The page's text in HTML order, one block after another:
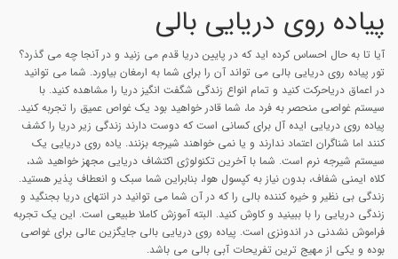
پیاده روی دریایی بالی
آیا تا به حال احساس کرده اید که در پایین دریا قدم می زنید و در آنجا چه می گذرد؟
تور پیاده روی دریایی بالی می تواند آن را برای شما به ارمغان بیاورد. شما می توانید
در اعماق دریاحرکت کنید و تمام انواع زندگی شگفت انگیز دریا را مشاهده کنید. با
سیستم غواصی منحصر به فرد ما، شما قادر خواهید بود یک غواص عمیق را تجربه کنید.
پیاده روی دریایی ایده آل برای کسانی است که دوست دارند زندگی زیر دریا را کشف
کنند اما شناگران اعتماد ندارند و یا نمی خواهند شیرجه بزنند. یاده روی دریایی یک
سیستم شیرجه نرم است. شما با آخرین تکنولوژی اکتشاف دریایی مجهز خواهید شد،
کلاه ایمنی شفاف، بدون نیاز به کپسول هوا، بنابراین شما سبک و انعطاف پذیر هستید.
زندگی بی نظیر و خیره کننده بالی را که در آن شما می توانید در انتهای دریا بجنگید و
زندگی دریایی را با ببینید و کاوش کنید. البته آموزش کاملا طبیعی است. این یک تجربه
فراموش نشدنی در اندونزی است. پیاده روی دریایی بالی جایگزین عالی برای غواصی
بوده و یکی از مهیج ترین تفریحات آبی بالی می باشد.